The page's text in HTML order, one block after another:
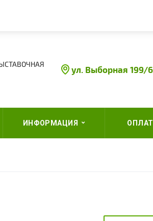
ул. Выборная 199/6
ИНФОРМАЦИЯ